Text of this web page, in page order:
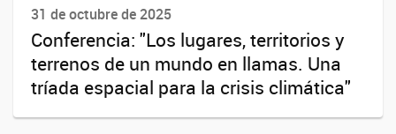
31 de octubre de 2025
Conferencia: "Los lugares, territorios y
terrenos de un mundo en llamas. Una
tríada espacial para la crisis climática"